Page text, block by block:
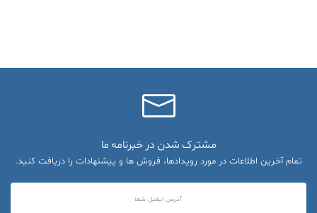
مشترک شدن در خبرنامه ما
تمام آخرین اطلاعات در مورد رویدادها، فروش ها و پیشنهادات را دریافت کنید.